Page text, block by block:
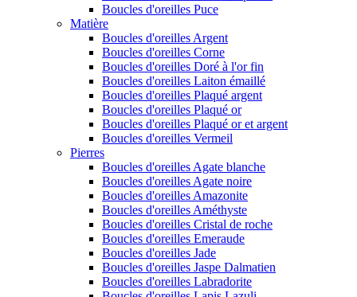
Boucles d'oreilles Puce
Matière
Boucles d'oreilles Argent
Boucles d'oreilles Corne
Boucles d'oreilles Doré à l'or fin
Boucles d'oreilles Laiton émaillé
Boucles d'oreilles Plaqué argent
Boucles d'oreilles Plaqué or
Boucles d'oreilles Plaqué or et argent
Boucles d'oreilles Vermeil
Pierres
Boucles d'oreilles Agate blanche
Boucles d'oreilles Agate noire
Boucles d'oreilles Amazonite
Boucles d'oreilles Améthyste
Boucles d'oreilles Cristal de roche
Boucles d'oreilles Emeraude
Boucles d'oreilles Jade
Boucles d'oreilles Jaspe Dalmatien
Boucles d'oreilles Labradorite